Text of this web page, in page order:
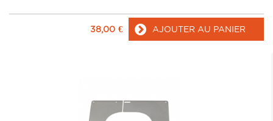
38,00 € AJOUTER AU PANIER